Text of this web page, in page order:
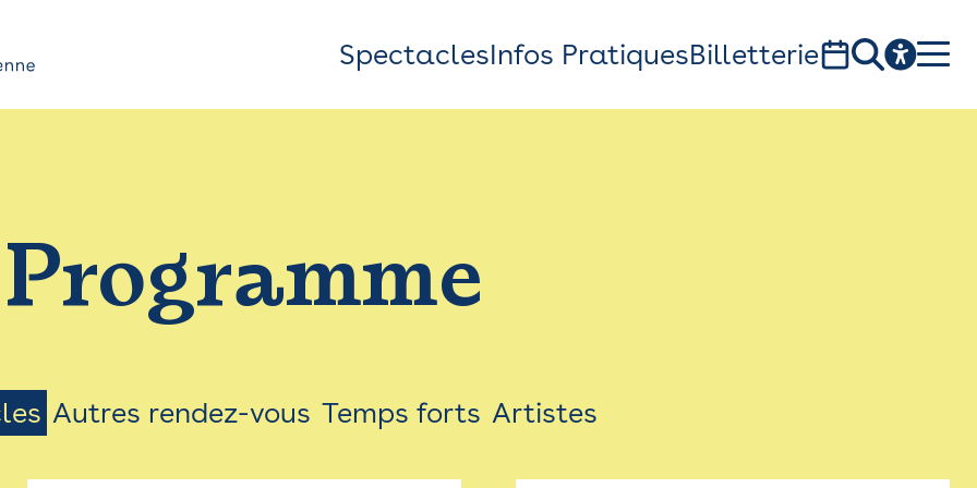
Top
Bar
Menu
SpectaclesInfos PratiquesBilletterie
1, av. du Chateau d'eau - 31300 Toulouse
Programme
Autres rendez-vous Temps forts Artistes